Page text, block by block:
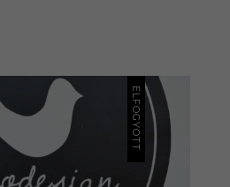
ELFOGYOTT